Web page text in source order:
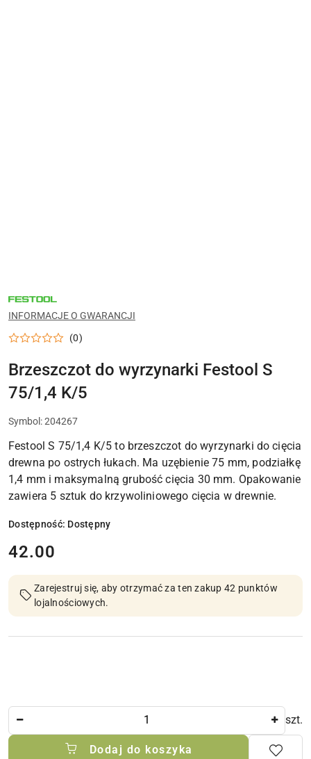
NARZĘDZIA
FESTOOL
DO
WARSZTATU,
MONTAŻU
WYKOŃCZENIOWYCH
INFORMACJE O GWARANCJI
(0)
Brzeszczot do wyrzynarki Festool S
75/1,4 K/5
Symbol:204267
Festool S 75/1,4 K/5 to brzeszczot do wyrzynarki do cięcia
drewna po ostrych łukach. Ma uzębienie 75 mm, podziałkę
1,4 mm i maksymalną grubość cięcia 30 mm. Opakowanie
zawiera 5 sztuk do krzywoliniowego cięcia w drewnie.
Dostępność: Dostępny
cena:
42.00
Zarejestruj się, aby otrzymać za ten zakup 42 punktów
lojalnościowych.
szt.
Dodaj do koszyka